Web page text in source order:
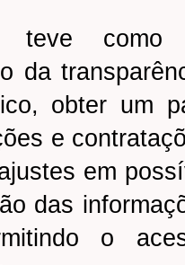
teve como
da
obter um
e
em
das
o